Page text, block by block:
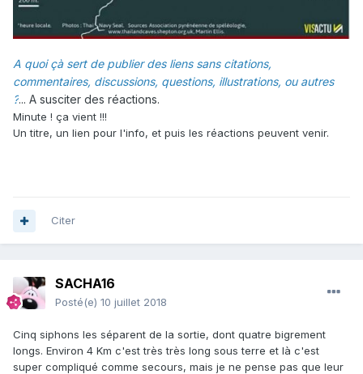
A quoi çà sert de publier des liens sans citations,
commentaires, discussions, questions, illustrations, ou autres
?... A susciter des réactions.
Minute ! ça vient !!!
Un titre, un lien pour l'info, et puis les réactions peuvent venir.
Citer
SACHA16
Posté(e) 10 juillet 2018
Cinq siphons les séparent de la sortie, dont quatre bigrement
longs. Environ 4 Km c'est très très long sous terre et là c'est
super compliqué comme secours, mais je ne pense pas que leur